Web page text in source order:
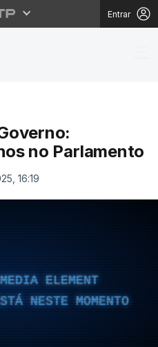
Entrar
do
no Parlamento
16:19
ELEMENT
NESTE MOMENTO